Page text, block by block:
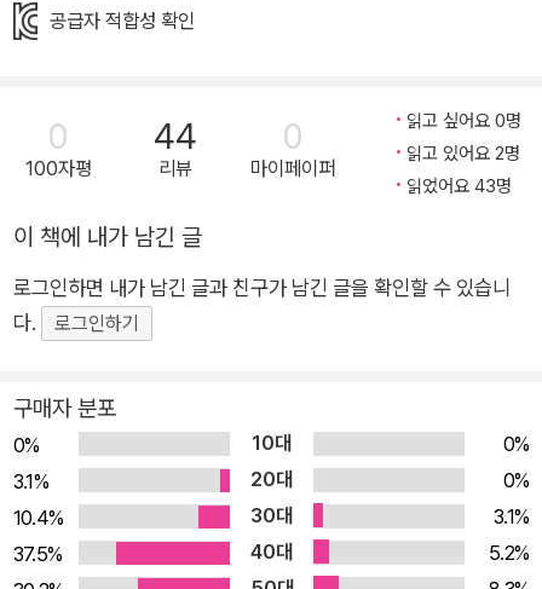
과 같은 생경한 감정들을 따라가는 사이, 어린이 독자는 자기 안
형형색색의 세상 표제작 「허수의 정체」는 남다른 복장을 한 전학
생 허수의 등장으로 이야기가 시작된다. 어떤 아파트에 사는지,
부모님이 어떤 회사에 다니는지 허수를 은근히 떠보는 반 아이들
에게 허수는 “좀 불쾌하다. 개인 정보잖아.” 하고 단호하게 말한
선을 답습하게 된 모습은 안타깝지만, 작가는 수수께끼투성이인
허수의 정체를 밝히는 과정을 흥미진진하게 그리며 현실을 유쾌
을 나눈 후, 더 이상 세간의 평가나 소문은 상관 않게 된다. 그런
데 허수는 어느 날 영문도 모르게 사라지고 새 친구가 전학 온다.
하지만 아이들은 이전과 달리 새 전학생에게 좋아하는 운동은 무
엇인지, 주말에는 뭐하고 노는지 등 시시콜콜하지만 중요한 질문
을 건넨다. 상상의 수인 허수(虛數)와 같이, 허수의 존재가 아이
들의 현실을 보다 풍성하게 만든 것이다. 자신만의 기준으로 세상
공급자 적합성 확인
0
100자평
44
리뷰
0
마이페이퍼
읽고 싶어요 0명
읽고 있어요 2명
읽었어요 43명
이 책에 내가 남긴 글
로그인하면 내가 남긴 글과 친구가 남긴 글을 확인할 수 있습니
다.
로그인하기
구매자 분포
0% 10대
0%
3.1%
20대
0%
10.4%
30대
3.1%
37.5%
40대
5.2%